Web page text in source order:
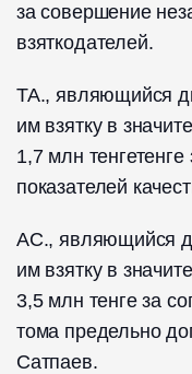
за совершение
взяткодателей.
ТА., являющийся
им взятку в
1,7 млн
показателей
АС., являющийся
им взятку в
3,5 млн тенге за
тома предельно
Сатпаев.